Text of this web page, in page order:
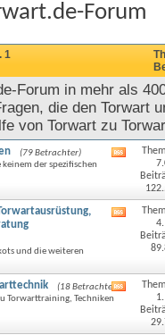
Forum
1
Forum in mehr als
die den Torwart
von Torwart zu
(79 Betrachter)
der spezifischen
RSS-
dieses
Forums
und die weiteren
RSS-
dieses
Forums
(18 Betrachter)
Torwarttraining, Techniken
RSS-
dieses
Forums